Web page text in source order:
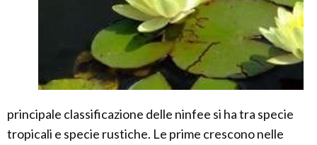
principale classificazione delle ninfee si ha tra specie
tropicali e specie rustiche. Le prime crescono nelle